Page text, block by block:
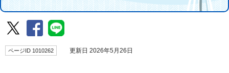
ページID 1010262 更新日 2026年5月26日